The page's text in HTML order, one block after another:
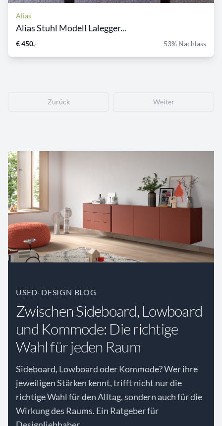
Alias
Alias Stuhl Modell Lalegger...
€ 450,- 53% Nachlass
Zurück Weiter
USED-DESIGN BLOG
Zwischen Sideboard, Lowboard
und Kommode: Die richtige
Wahl für jeden Raum
Sideboard, Lowboard oder Kommode? Wer ihre
jeweiligen Stärken kennt, trifft nicht nur die
richtige Wahl für den Alltag, sondern auch für die
Wirkung des Raums. Ein Ratgeber für